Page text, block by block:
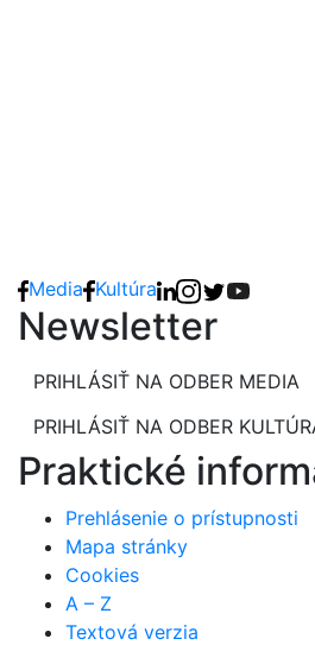
Media Kultúra
Newsletter
PRIHLÁSIŤ NA ODBER MEDIA
PRIHLÁSIŤ NA ODBER
Praktické
Prehlásenie o prístupnosti
Mapa stránky
Cookies
A – Z
Textová verzia